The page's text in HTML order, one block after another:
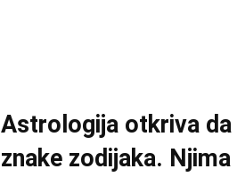
Astrologija otkriva
znake zodijaka.